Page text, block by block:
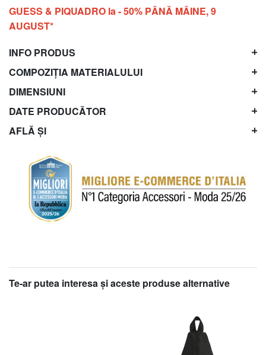
GUESS & PIQUADRO la - 50% PÂNĂ MÂINE, 9
AUGUST*
INFO PRODUS
COMPOZIȚIA MATERIALULUI
DIMENSIUNI
DATE PRODUCĂTOR
AFLĂ ȘI
Te-ar putea interesa şi aceste produse alternative